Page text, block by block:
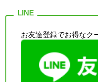
お友達登録でお得なク